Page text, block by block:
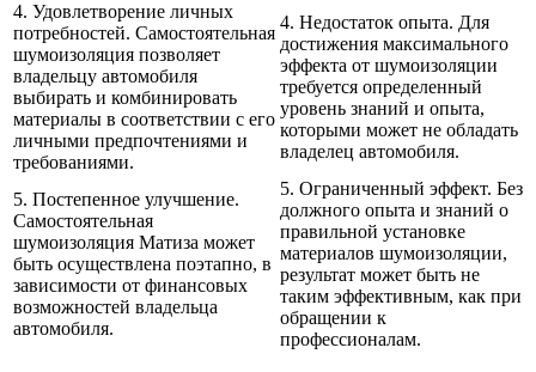
4. Удовлетворение личных
потребностей. Самостоятельная
шумоизоляция позволяет
владельцу автомобиля
выбирать и комбинировать
материалы в соответствии с его
личными предпочтениями и
требованиями.
4. Недостаток опыта. Для
достижения максимального
эффекта от шумоизоляции
требуется определенный
уровень знаний и опыта,
которыми может не обладать
владелец автомобиля.
5. Постепенное улучшение.
Самостоятельная
шумоизоляция Матиза может
быть осуществлена поэтапно, в
зависимости от финансовых
возможностей владельца
автомобиля.
5. Ограниченный эффект. Без
должного опыта и знаний о
правильной установке
материалов шумоизоляции,
результат может быть не
таким эффективным, как при
обращении к
профессионалам.